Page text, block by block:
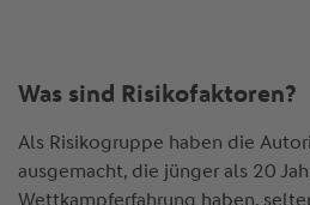
Was sind Risikofaktoren?
Als Risikogruppe haben die
ausgemacht, die jünger als 20
Wettkampferfahrung haben,